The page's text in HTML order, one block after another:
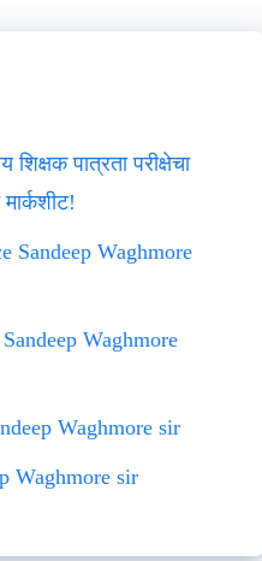
पात्रता परीक्षेचा
Sandeep Waghmore
Waghmore
Waghmore sir
Waghmore sir